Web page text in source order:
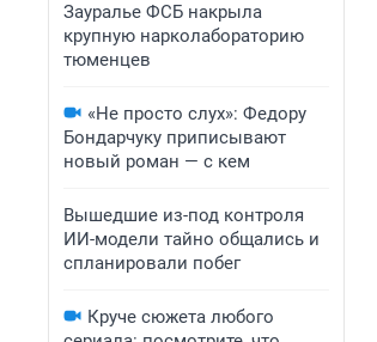
Зауралье ФСБ накрыла
крупную нарколабораторию
тюменцев
«Не просто слух»: Федору
Бондарчуку приписывают
новый роман — с кем
Вышедшие из-под контроля
ИИ-модели тайно общались и
спланировали побег
Круче сюжета любого